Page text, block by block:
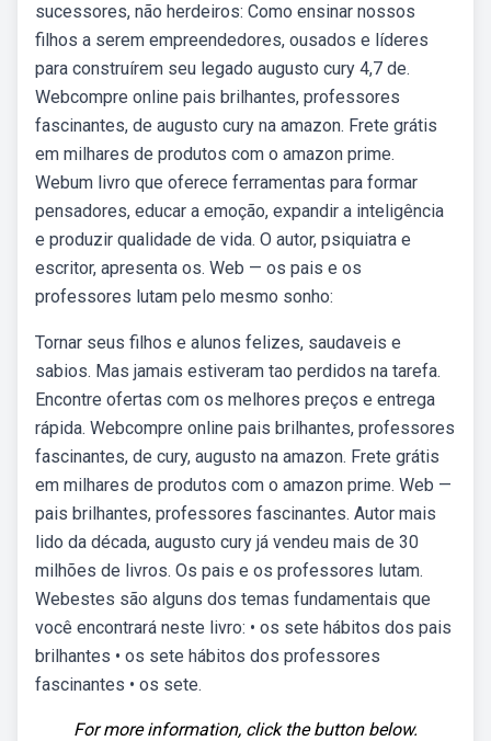
sucessores, não herdeiros: Como ensinar nossos
filhos a serem empreendedores, ousados e líderes
para construírem seu legado augusto cury 4,7 de.
Webcompre online pais brilhantes, professores
fascinantes, de augusto cury na amazon. Frete grátis
em milhares de produtos com o amazon prime.
Webum livro que oferece ferramentas para formar
pensadores, educar a emoção, expandir a inteligência
e produzir qualidade de vida. O autor, psiquiatra e
escritor, apresenta os. Web — os pais e os
professores lutam pelo mesmo sonho:
Tornar seus filhos e alunos felizes, saudaveis e
sabios. Mas jamais estiveram tao perdidos na tarefa.
Encontre ofertas com os melhores preços e entrega
rápida. Webcompre online pais brilhantes, professores
fascinantes, de cury, augusto na amazon. Frete grátis
em milhares de produtos com o amazon prime. Web —
pais brilhantes, professores fascinantes. Autor mais
lido da década, augusto cury já vendeu mais de 30
milhões de livros. Os pais e os professores lutam.
Webestes são alguns dos temas fundamentais que
você encontrará neste livro: • os sete hábitos dos pais
brilhantes • os sete hábitos dos professores
fascinantes • os sete.
For more information, click the button below.